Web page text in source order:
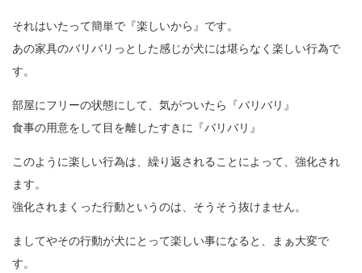
それはいたって簡単で『楽しいから』です。
あの家具のバリバリっとした感じが犬には堪らなく楽しい行為で
す。
部屋にフリーの状態にして、気がついたら『バリバリ』
食事の用意をして目を離したすきに『バリバリ』
このように楽しい行為は、繰り返されることによって、強化され
ます。
強化されまくった行動というのは、そうそう抜けません。
ましてやその行動が犬にとって楽しい事になると、まぁ大変で
す。